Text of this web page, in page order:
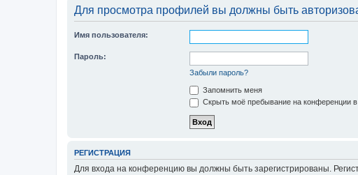
Для просмотра профилей вы должны быть
Имя пользователя:
Пароль:
Забыли пароль?
Запомнить меня
Скрыть моё пребывание на конференции в
РЕГИСТРАЦИЯ
Для входа на конференцию вы должны быть зарегистрированы.